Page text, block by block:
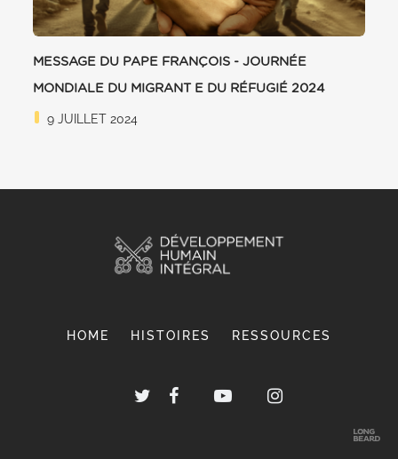
MESSAGE DU PAPE FRANÇOIS - JOURNÉE
MONDIALE DU MIGRANT E DU RÉFUGIÉ 2024
9 JUILLET 2024
HOME HISTOIRES RESSOURCES